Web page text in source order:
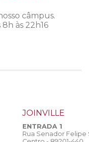
câmpus.
às 22h16
JOINVILLE
ENTRADA 1
Rua Senador